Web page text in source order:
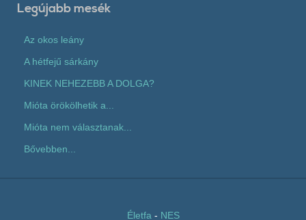
Legújabb mesék
Az okos leány
A hétfejű sárkány
KINEK NEHEZEBB A DOLGA?
Mióta örökölhetik a...
Mióta nem választanak...
Bővebben...
Életfa - NES